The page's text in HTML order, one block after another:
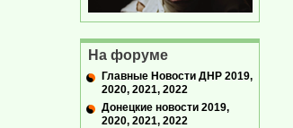
На форуме
Главные Новости ДНР 2019,
2020, 2021, 2022
Донецкие новости 2019,
2020, 2021, 2022